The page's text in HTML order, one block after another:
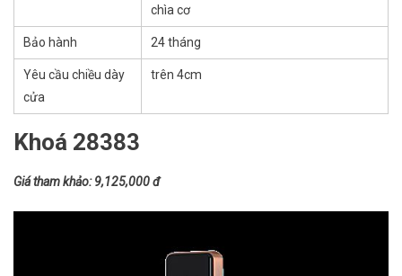
chìa cơ
Bảo hành 24 tháng
Yêu cầu chiều dày
cửa
trên 4cm
Khoá 28383
Giá tham khảo: 9,125,000 đ